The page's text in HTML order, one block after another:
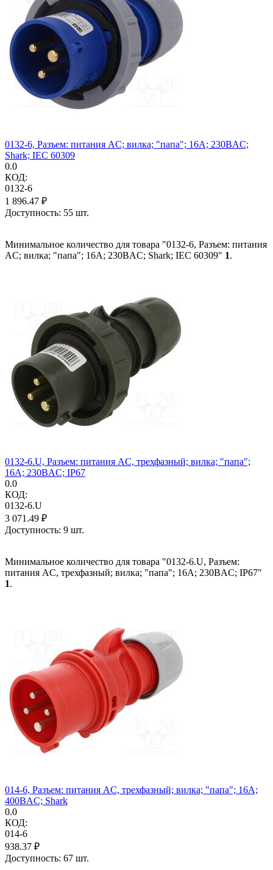
0132-6, Разъем: питания AC; вилка; "папа"; 16А; 230ВAC;
Shark; IEC 60309
0.0
КОД:
0132-6
1 896.47 ₽
Доступность: 55 шт.
Минимальное количество для товара "0132-6, Разъем: питания
AC; вилка; "папа"; 16А; 230ВAC; Shark; IEC 60309" 1.
0132-6.U, Разъем: питания AC, трехфазный; вилка; "папа";
16А; 230ВAC; IP67
0.0
КОД:
0132-6.U
3 071.49 ₽
Доступность: 9 шт.
Минимальное количество для товара "0132-6.U, Разъем:
питания AC, трехфазный; вилка; "папа"; 16А; 230ВAC; IP67"
1.
014-6, Разъем: питания AC, трехфазный; вилка; "папа"; 16А;
400ВAC; Shark
0.0
КОД:
014-6
938.37 ₽
Доступность: 67 шт.